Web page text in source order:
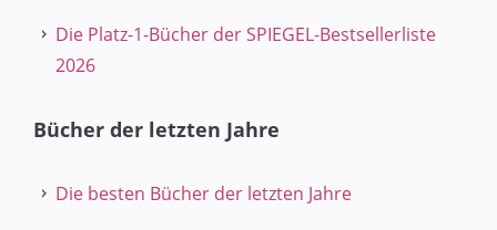
Die Platz-1-Bücher der SPIEGEL-Bestsellerliste
2026
Bücher der letzten Jahre
Die besten Bücher der letzten Jahre